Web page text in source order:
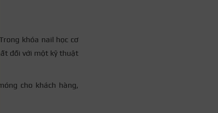
khóa nail học cơ
đối với một kỹ thuật
cho khách hàng,